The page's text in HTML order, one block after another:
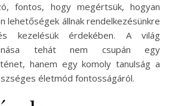
fontos, hogy megértsük, hogyan
lehetőségek állnak rendelkezésünkre
kezelésük érdekében. A világ
tehát nem csupán egy
hanem egy komoly tanulság a
életmód fontosságáról.